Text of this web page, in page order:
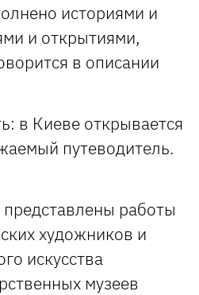
историями и
и открытиями,
в описании
работы
художников и
искусства
музеев